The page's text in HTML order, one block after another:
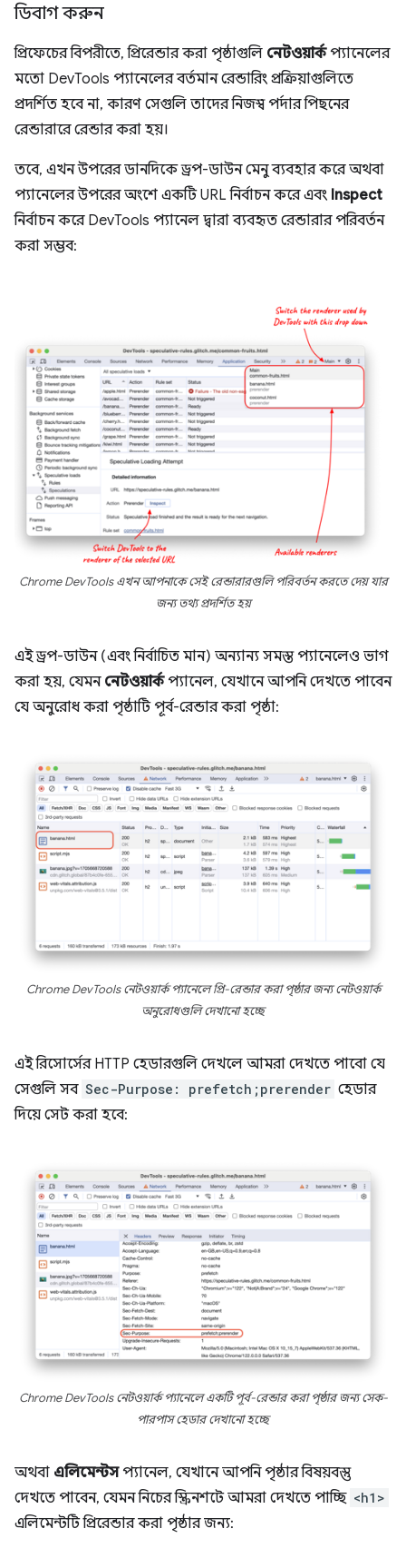
ডিবাগ করুন
প্রিফেচের বিপরীতে, প্রিরেন্ডার করা পৃষ্ঠাগুলি নেটওয়ার্কপ্যানেলের
মতো DevTools প্যানেলের বর্তমান রেন্ডারিং প্রক্রিয়াগুলিতে
প্রদর্শিত হবে না, কারণ সেগুলি তাদের নিজস্ব পর্দার পিছনের
রেন্ডারারে রেন্ডার করা হয়।
তবে, এখন উপরের ডানদিকে ড্রপ-ডাউন মেনু ব্যবহার করে অথবা
প্যানেলের উপরের অংশে একটি URL নির্বাচন করে এবং Inspect
নির্বাচন করে DevTools প্যানেল দ্বারা ব্যবহৃত রেন্ডারার পরিবর্তন
করা সম্ভব:
Chrome DevTools এখন আপনাকে সেই রেন্ডারারগুলি পরিবর্তন করতে দেয় যার
জন্য তথ্য প্রদর্শিত হয়
এই ড্রপ-ডাউন (এবং নির্বাচিত মান) অন্যান্য সমস্ত প্যানেলেও ভাগ
করা হয়, যেমন নেটওয়ার্কপ্যানেল, যেখানে আপনি দেখতে পাবেন
যে অনুরোধ করা পৃষ্ঠাটি পূর্ব-রেন্ডার করা পৃষ্ঠা:
Chrome DevTools নেটওয়ার্ক প্যানেলে প্রি-রেন্ডার করা পৃষ্ঠার জন্য নেটওয়ার্ক
অনুরোধগুলি দেখানো হচ্ছে
এই রিসোর্সের HTTP হেডারগুলি দেখলে আমরা দেখতে পাবো যে
সেগুলি সব Sec-Purpose: prefetch;prerender হেডার
দিয়ে সেট করা হবে:
Chrome DevTools নেটওয়ার্ক প্যানেলে একটি পূর্ব-রেন্ডার করা পৃষ্ঠার জন্য সেক-
পারপাস হেডার দেখানো হচ্ছে
অথবা এলিমেন্টসপ্যানেল, যেখানে আপনি পৃষ্ঠার বিষয়বস্তু
দেখতে পাবেন, যেমন নিচের স্ক্রিনশটে আমরা দেখতে পাচ্ছি <h1>
এলিমেন্টটি প্রিরেন্ডার করা পৃষ্ঠার জন্য: